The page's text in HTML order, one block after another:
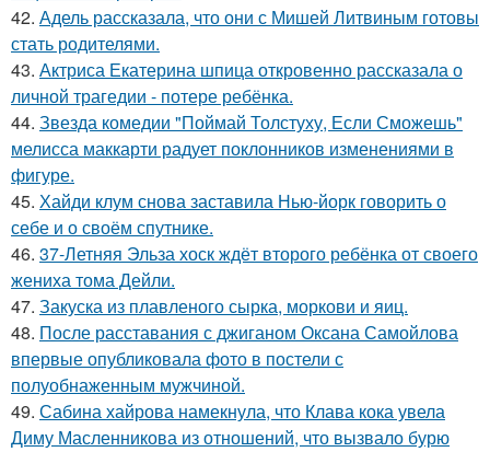
42. Адель рассказала, что они с Мишей Литвиным готовы
стать родителями.
43. Актриса Екатерина шпица откровенно рассказала о
личной трагедии - потере ребёнка.
44. Звезда комедии "Поймай Толстуху, Если Сможешь"
мелисса маккарти радует поклонников изменениями в
фигуре.
45. Хайди клум снова заставила Нью-йорк говорить о
себе и о своём спутнике.
46. 37-Летняя Эльза хоск ждёт второго ребёнка от своего
жениха тома Дейли.
47. Закуска из плавленого сырка, моркови и яиц.
48. После расставания с джиганом Оксана Самойлова
впервые опубликовала фото в постели с
полуобнаженным мужчиной.
49. Сабина хайрова намекнула, что Клава кока увела
Диму Масленникова из отношений, что вызвало бурю